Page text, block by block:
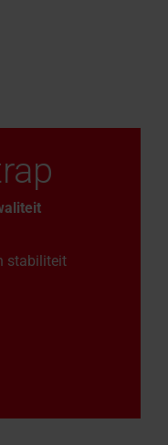
stabiliteit